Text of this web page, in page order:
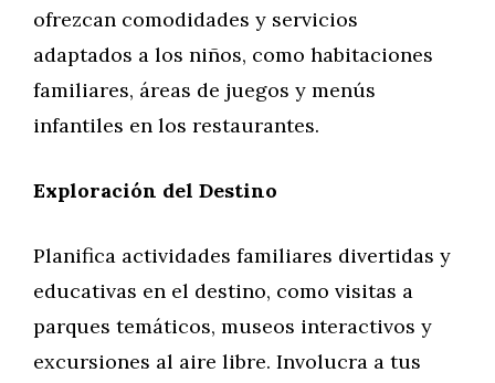
ofrezcan comodidades y servicios
adaptados a los niños, como habitaciones
familiares, áreas de juegos y menús
infantiles en los restaurantes.
Exploración del Destino
Planifica actividades familiares divertidas y
educativas en el destino, como visitas a
parques temáticos, museos interactivos y
excursiones al aire libre. Involucra a tus